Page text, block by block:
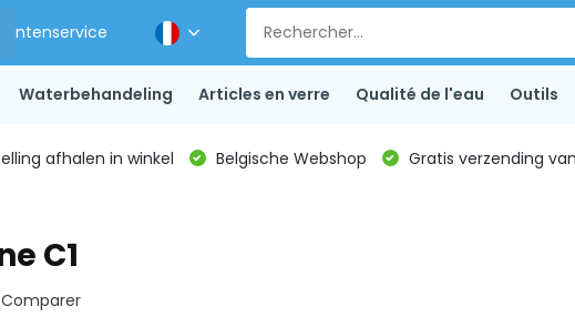
Klantenservice
Waterbehandeling Articles en verre Qualité de l'eau Outils
afhalen in winkel Belgische Webshop Gratis verzending
C1
Comparer